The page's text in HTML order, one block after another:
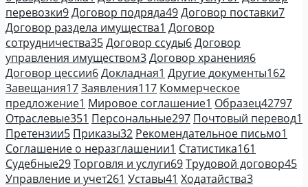
перевозки9Договор подряда49Договор поставки7
Договор раздела имущества1 Договор
сотрудничества35Договор ссуды6Договор
управления имуществом3Договор хранения6
Договор цессии6Докладная1 Другие документы162
Завещания17Заявления117 Коммерческое
предложение1 Мировое соглашение1 Образец42797
Отраслевые351 Персональные297 Почтовый перевод1
Претензии5 Приказы32 Рекомендательное письмо1
Соглашение о неразглашении1 Статистика161
Судебные29Торговля и услуги69Трудовой договор45
Управление и учет261 Уставы41 Ходатайства3